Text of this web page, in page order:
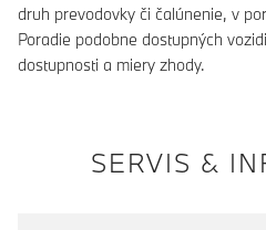
druh prevodovky či čalúnenie, v
Poradie podobne dostupných
dostupnosti a miery zhody.
SERVIS &